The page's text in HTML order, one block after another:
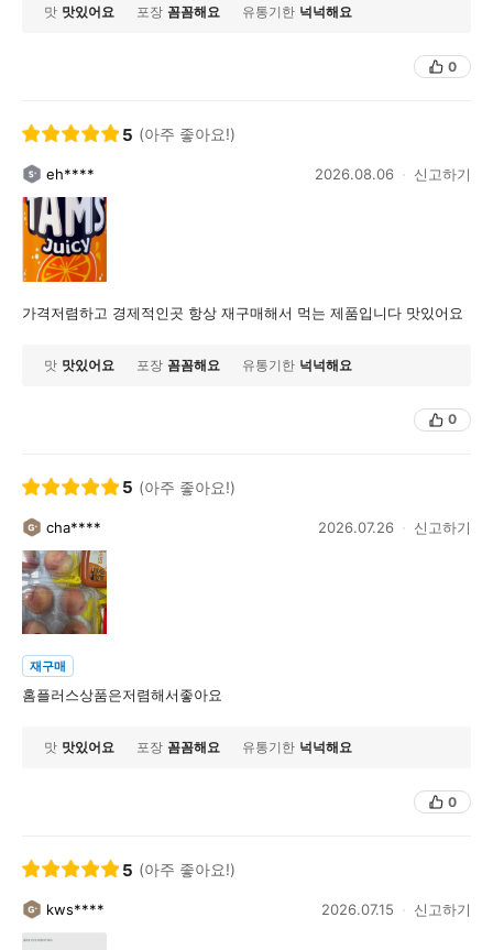
맛 맛있어요 포장 꼼꼼해요 유통기한 넉넉해요
0
5 (아주 좋아요!)
eh**** 2026.08.06 신고하기
가격저렴하고 경제적인곳 항상 재구매해서 먹는 제품입니다 맛있어요
맛 맛있어요 포장 꼼꼼해요 유통기한 넉넉해요
0
5 (아주 좋아요!)
cha**** 2026.07.26 신고하기
재구매
홈플러스상품은저렴해서좋아요
맛 맛있어요 포장 꼼꼼해요 유통기한 넉넉해요
0
5 (아주 좋아요!)
kws**** 2026.07.15 신고하기